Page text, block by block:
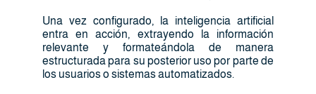
Una vez configurado, la inteligencia artificial
entra en acción, extrayendo la información
relevante y formateándola de manera
estructurada para su posterior uso por parte de
los usuarios o sistemas automatizados.